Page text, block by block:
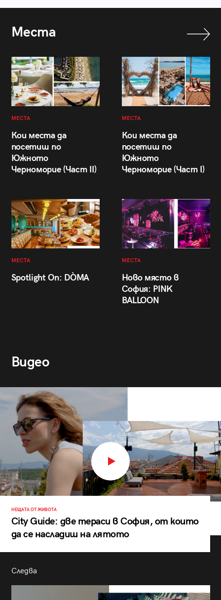
Места
МЕСТА
Кои места да
посетиш по
Южното
Черноморие (Част II)
МЕСТА
Кои места да
посетиш по
Южното
Черноморие (Част I)
МЕСТА
Spotlight On: DÒMA
МЕСТА
Ново място в
София: PINK
BALLOON
Видео
НЕЩАТА ОТ ЖИВОТА
City Guide: две тераси в София, от които
да се насладиш на лятото
Следва